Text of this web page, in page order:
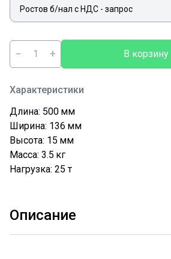
− + В корзину
Характеристики
Длина: 500 мм
Ширина: 136 мм
Высота: 15 мм
Масса: 3.5 кг
Нагрузка: 25т
Описание